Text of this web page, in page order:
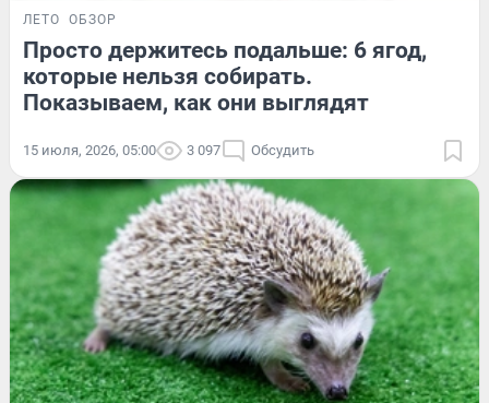
ЛЕТО ОБЗОР
Просто держитесь подальше: 6 ягод,
которые нельзя собирать.
Показываем, как они выглядят
15 июля, 2026, 05:00 3 097 Обсудить